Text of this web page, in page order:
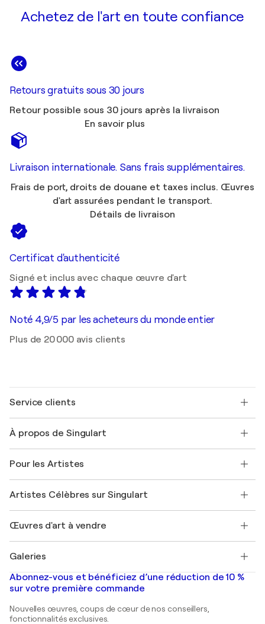
Achetez de l'art en toute confiance
Retours gratuits sous 30 jours
Retour possible sous 30 jours après la livraison
En savoir plus
Livraison internationale. Sans frais supplémentaires.
Frais de port, droits de douane et taxes inclus. Œuvres
d'art assurées pendant le transport.
Détails de livraison
Certificat d'authenticité
Signé et inclus avec chaque œuvre d'art
Noté 4,9/5 par les acheteurs du monde entier
Plus de 20 000 avis clients
Service clients
Expédition
Offrir une carte cadeau
Rejoignez notre programme commercial
Mon compte
+33 1 76 44 06 42
À propos de Singulart
FAQ
Magazine Singulart
Emplois
Découvrez une sélection d'art original
Pour les Artistes
Se connecter en tant qu'Artiste
Artistes Célèbres sur Singulart
Marc Chagall
Banksy
Mr. Brainwash
Shepard Fairey
Œuvres d'art à vendre
Tableaux abstraits à vendre
Peintures de paysage
Estampes
Peintures acryliques
Galeries
Galeries d'art en France
Galeries d'art en Belgique
Abonnez-vous et bénéficiez d’une réduction de 10 %
sur votre première commande
Nouvelles œuvres, coups de cœur de nos conseillers,
fonctionnalités exclusives.